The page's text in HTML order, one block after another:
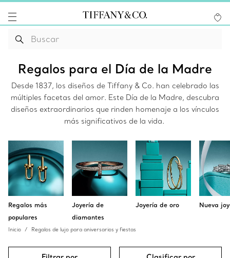
Regalos para el Día de la Madre
Desde 1837, los diseños de Tiffany & Co. han celebrado las
múltiples facetas del amor. Este Día de la Madre, descubra
diseños extraordinarios que rinden homenaje a los vínculos
más significativos de la vida.
Regalos más
populares
Joyería de
diamantes
Joyería de oro Nueva
Inicio Regalos de lujo para aniversarios y fiestas